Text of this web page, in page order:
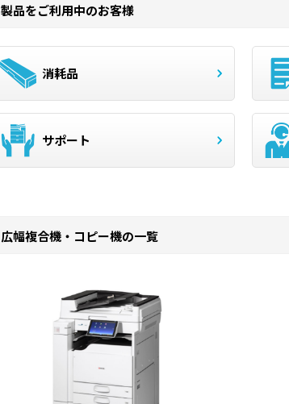
製品をご利用中のお客様
消耗品
サポート
広幅複合機・コピー機の一覧